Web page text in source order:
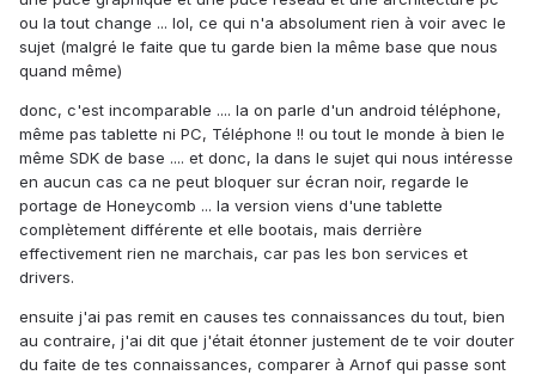
ou la tout change ... lol, ce qui n'a absolument rien à voir avec le
sujet (malgré le faite que tu garde bien la même base que nous
quand même)
donc, c'est incomparable .... la on parle d'un android téléphone,
même pas tablette ni PC, Téléphone !! ou tout le monde à bien le
même SDK de base .... et donc, la dans le sujet qui nous intéresse
en aucun cas ca ne peut bloquer sur écran noir, regarde le
portage de Honeycomb ... la version viens d'une tablette
complètement différente et elle bootais, mais derrière
effectivement rien ne marchais, car pas les bon services et
drivers.
ensuite j'ai pas remit en causes tes connaissances du tout, bien
au contraire, j'ai dit que j'était étonner justement de te voir douter
du faite de tes connaissances, comparer à Arnof qui passe sont